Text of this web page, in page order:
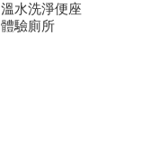
溫水洗淨便座
體驗廁所